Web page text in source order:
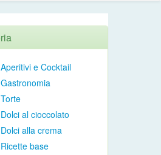
Aperitivi e Cocktail
Gastronomia
Torte
Dolci al cioccolato
Dolci alla crema
Ricette base